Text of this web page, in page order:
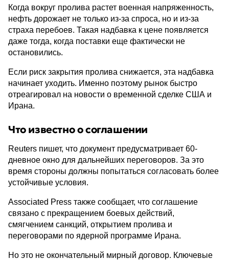
Когда вокруг пролива растет военная напряженность,
нефть дорожает не только из-за спроса, но и из-за
страха перебоев. Такая надбавка к цене появляется
даже тогда, когда поставки еще фактически не
остановились.
Если риск закрытия пролива снижается, эта надбавка
начинает уходить. Именно поэтому рынок быстро
отреагировал на новости о временной сделке США и
Ирана.
Что известно о соглашении
Reuters пишет, что документ предусматривает 60-
дневное окно для дальнейших переговоров. За это
время стороны должны попытаться согласовать более
устойчивые условия.
Associated Press также сообщает, что соглашение
связано с прекращением боевых действий,
смягчением санкций, открытием пролива и
переговорами по ядерной программе Ирана.
Но это не окончательный мирный договор. Ключевые